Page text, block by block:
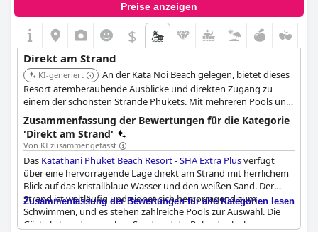
Preise anzeigen
$
Direkt am Strand
KI-generiert
An der Kata Noi Beach gelegen, bietet dieses
Resort atemberaubende Ausblicke und direkten Zugang zu
einem der schönsten Strände Phukets. Mit mehreren Pools und
Speisemöglichkeiten ist es sowohl für Familien als auch für
Paare geeignet. Bietet direkten Strandzugang und
familienfreundliche Annehmlichkeiten.
Zusammenfassung der Bewertungen für die Kategorie
'Direkt am Strand'
Von KI zusammengefasst
Das Katathani Phuket Beach Resort - SHA Extra Plusverfügt
über eine hervorragende Lage direkt am Strand mit herrlichem
Blick auf das kristallblaue Wasser und den weißen Sand. Der
Strand ist weitläufig und eignet sich hervorragend zum
Schwimmen, und es stehen zahlreiche Pools zur Auswahl. Die
Gäste lieben den weichen Sand und die Ruhe des bisher
Zusammenfassung der Bewertungen für alle Kategorien lesen